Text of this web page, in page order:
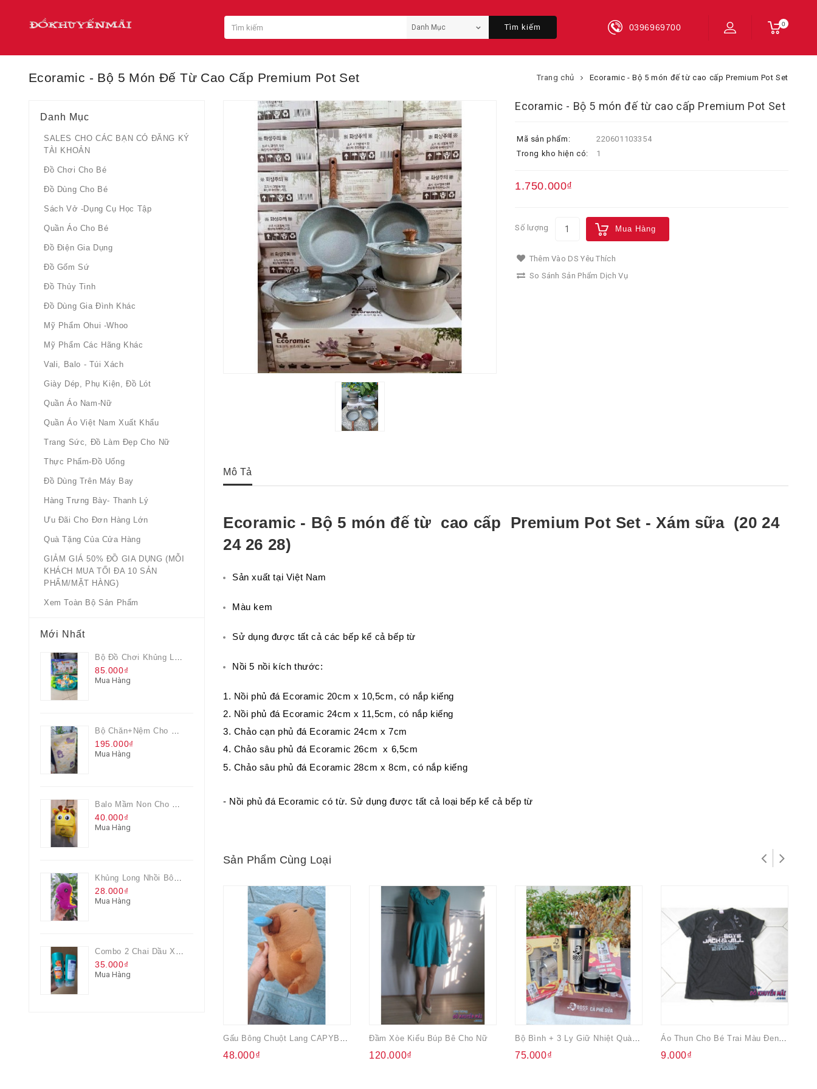
0
0396969700
Tìm kiếm
Ecoramic - Bộ 5 Món Đế Từ Cao Cấp Premium Pot Set Trang chủ Ecoramic - Bộ 5 món đế từ cao cấp Premium Pot Set
Danh Mục
SALES CHO CÁC BẠN CÓ ĐĂNG KÝ
TÀI KHOẢN
Đồ Chơi Cho Bé
Đồ Dùng Cho Bé
Sách Vở -dụng Cụ Học Tập
Quần Áo Cho Bé
Đồ Điện Gia Dụng
Đồ Gốm Sứ
Đồ Thủy Tinh
Đồ Dùng Gia Đình Khác
Mỹ Phẩm Ohui -whoo
Mỹ Phẩm Các Hãng Khác
Vali, Balo - Túi Xách
Giày Dép, Phụ Kiện, Đồ Lót
Quần Áo Nam-Nữ
Quần Áo Việt Nam Xuất Khẩu
Trang Sức, Đồ Làm Đẹp Cho Nữ
Thực Phẩm-Đồ Uống
Đồ Dùng Trên Máy Bay
Hàng Trưng Bày- Thanh Lý
Ưu Đãi Cho Đơn Hàng Lớn
Quà Tặng Của Cửa Hàng
GIẢM GIÁ 50% ĐỒ GIA DỤNG (MỖI
KHÁCH MUA TỐI ĐA 10 SẢN
PHẨM/MẶT HÀNG)
Xem Toàn Bộ Sản Phẩm
Mới Nhất
Bộ Đồ Chơi Khủng Long Đại Chiến
85.000₫
Mua Hàng
Bộ Chăn+nệm Cho Bé Everon Quà Từ Pediasure
195.000₫
Mua Hàng
Balo Mầm Non Cho Bé Grow Màu Vàng
40.000₫
Mua Hàng
Khủng Long Nhồi Bông Cho Bé Chơi Màu Tím
28.000₫
Mua Hàng
Combo 2 Chai Dầu Xả Rejoice 3IN1 Siêu Mềm Mượt Chai 60ML
35.000₫
Mua Hàng
Ecoramic - Bộ 5 món đế từ cao cấp Premium Pot Set
Mã sản phẩm:
220601103354
Trong kho hiện có:
1
1.750.000₫
Số lượng Mua Hàng
Thêm Vào DS Yêu Thích
So Sánh Sản Phẩm Dịch Vụ
Mô Tả
Ecoramic - Bộ 5 món đế từ cao cấp Premium Pot Set - Xám sữa (20 24
24 26 28)
Sản xuất tại Việt Nam
Màu kem
Sử dụng được tất cả các bếp kể cả bếp từ
Nồi 5 nồi kích thước:
1. Nồi phủ đá Ecoramic 20cm x 10,5cm, có nắp kiếng
2. Nồi phủ đá Ecoramic 24cm x 11,5cm, có nắp kiếng
3. Chảo cạn phủ đá Ecoramic 24cm x 7cm
4. Chảo sâu phủ đá Ecoramic 26cm x 6,5cm
5. Chảo sâu phủ đá Ecoramic 28cm x 8cm, có nắp kiếng
- Nồi phủ đá Ecoramic có từ. Sử dụng được tất cả loại bếp kể cả bếp từ
Sản Phẩm Cùng Loại
48.000₫
Đầm Xòe Kiểu Búp Bê Cho Nữ
120.000₫ 75.000₫ 9.000₫